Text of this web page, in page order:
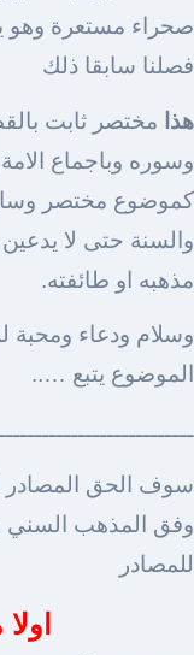
صحراء مستعرة وهو
فصلنا سابقا ذلك
هذا مختصر ثابت
وسوره وباجماع
كموضوع مختصر
والسنة حتى لا
مذهبه او طائفته.
وسلام ودعاء ومحبة
الموضوع يتبع …..
سوف الحق المصادر
وفق المذهب السني
للمصادر